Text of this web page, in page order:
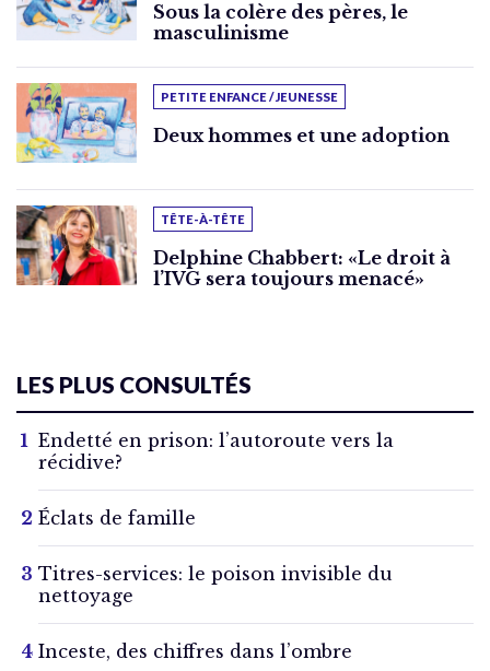
Sous la colère des pères, le
masculinisme
PETITE ENFANCE / JEUNESSE
Deux hommes et une adoption
TÊTE-À-TÊTE
Delphine Chabbert: «Le droit à
l’IVG sera toujours menacé»
LES PLUS CONSULTÉS
Endetté en prison: l’autoroute vers la
récidive?
Éclats de famille
Titres-services: le poison invisible du
nettoyage
Inceste, des chiffres dans l’ombre